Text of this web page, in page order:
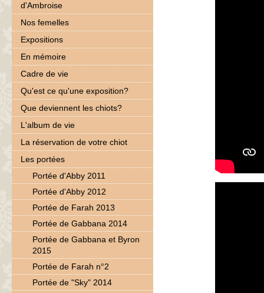
d'Ambroise
Nos femelles
Expositions
En mémoire
Cadre de vie
Qu'est ce qu'une exposition?
Que deviennent les chiots?
L'album de vie
La réservation de votre chiot
Les portées
Portée d'Abby 2011
Portée d'Abby 2012
Portée de Farah 2013
Portée de Gabbana 2014
Portée de Gabbana et Byron
2015
Portée de Farah n°2
Portée de "Sky" 2014